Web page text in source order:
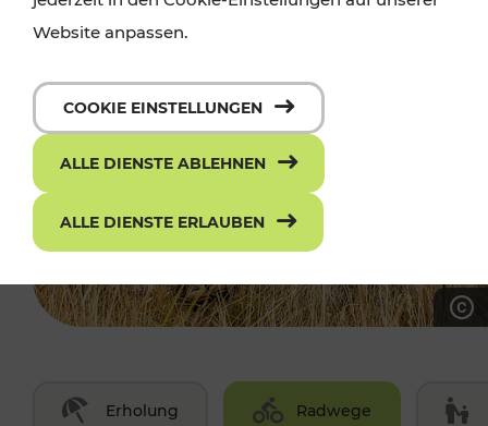
Erholung Radwege
Website anpassen.
COOKIE EINSTELLUNGEN
ALLE DIENSTE ABLEHNEN
ALLE DIENSTE ERLAUBEN